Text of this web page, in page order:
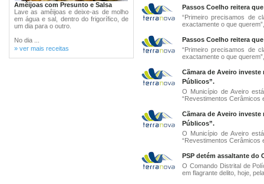
Amêijoas com Presunto e Salsa
Lave as amêijoas e deixe-as de molho
em água e sal, dentro do frigorífico, de
um dia para o outro.
No dia ...
» ver mais receitas
Passos Coelho reitera
“Primeiro precisamos de
exactamente o que
Passos Coelho reitera
“Primeiro precisamos de
exactamente o que
Cãmara de Aveiro
Públicos”.
O Município de Aveiro
“Revestimentos Cerâmicos
Cãmara de Aveiro
Públicos”.
O Município de Aveiro
“Revestimentos Cerâmicos
PSP detém assaltante do
O Comando Distrital de
em flagrante delito, hoje,